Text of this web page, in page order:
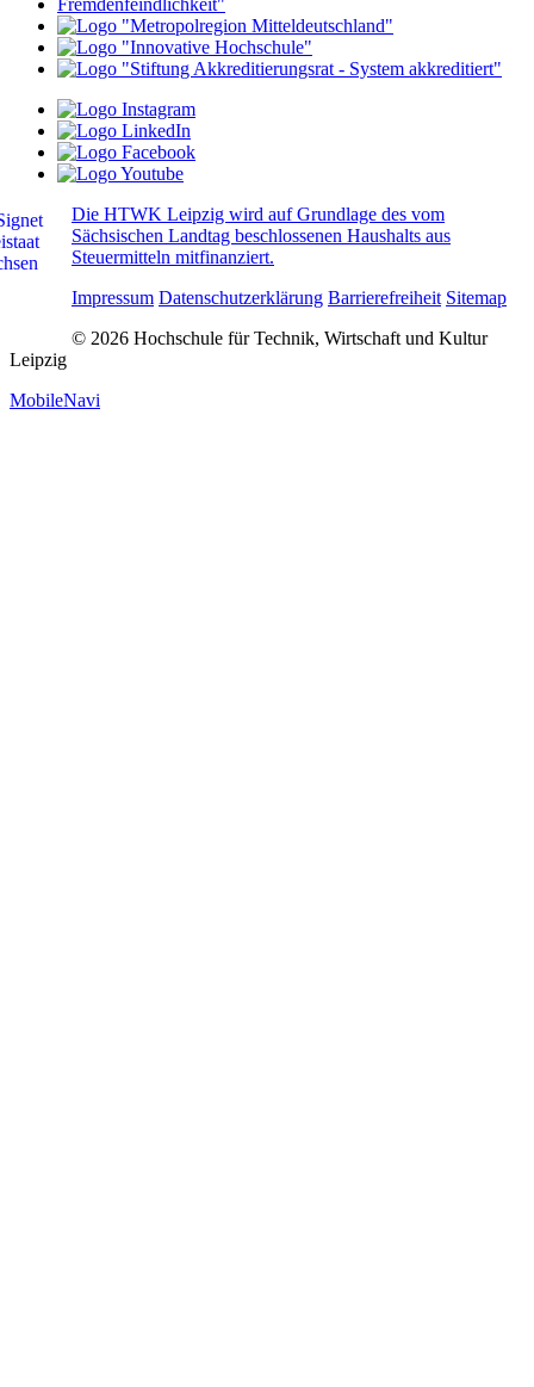
Die HTWK Leipzig wird auf Grundlage des vom
Sächsischen Landtag beschlossenen Haushalts aus
Steuermitteln mitfinanziert.
Impressum Datenschutzerklärung Barrierefreiheit Sitemap
© 2026 Hochschule für Technik, Wirtschaft und Kultur
Leipzig
MobileNavi